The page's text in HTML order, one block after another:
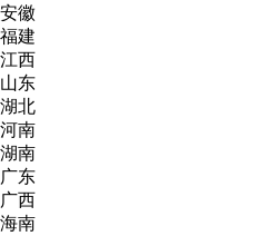
安徽
福建
江西
山东
湖北
河南
湖南
广东
广西
海南